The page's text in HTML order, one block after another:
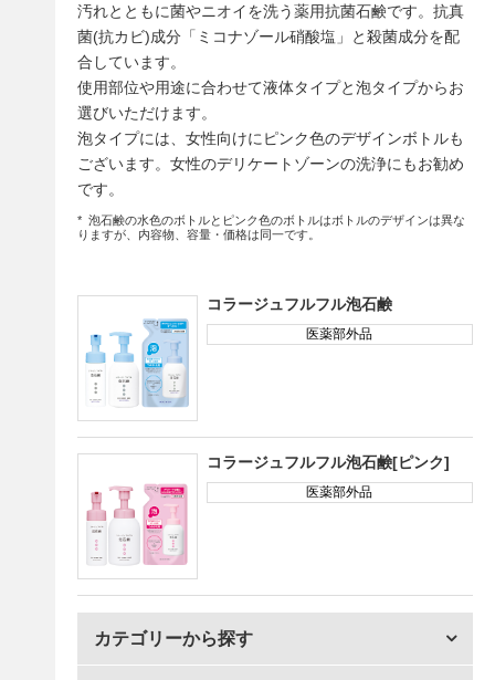
汚れとともに菌やニオイを洗う薬用抗菌石鹸です。抗真
菌(抗カビ)成分「ミコナゾール硝酸塩」と殺菌成分を配
合しています。
使用部位や用途に合わせて液体タイプと泡タイプからお
選びいただけます。
泡タイプには、女性向けにピンク色のデザインボトルも
ございます。女性のデリケートゾーンの洗浄にもお勧め
です。
* 泡石鹸の水色のボトルとピンク色のボトルはボトルのデザインは異な
りますが、内容物、容量・価格は同一です。
コラージュフルフル泡石鹸
医薬部外品
コラージュフルフル泡石鹸[ピンク]
医薬部外品
カテゴリーから探す